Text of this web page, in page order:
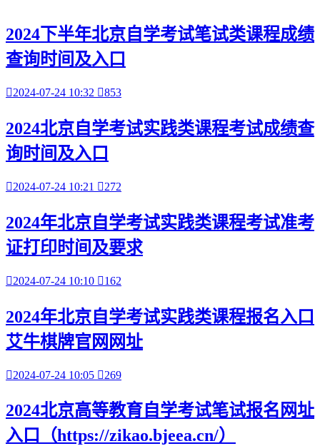
2024下半年北京自学考试笔试类课程成绩
查询时间及入口
2024-07-24 10:32 853
2024北京自学考试实践类课程考试成绩查
询时间及入口
2024-07-24 10:21 272
2024年北京自学考试实践类课程考试准考
证打印时间及要求
2024-07-24 10:10 162
2024年北京自学考试实践类课程报名入口
艾牛棋牌官网网址
2024-07-24 10:05 269
2024北京高等教育自学考试笔试报名网址
入口（https://zikao.bjeea.cn/）